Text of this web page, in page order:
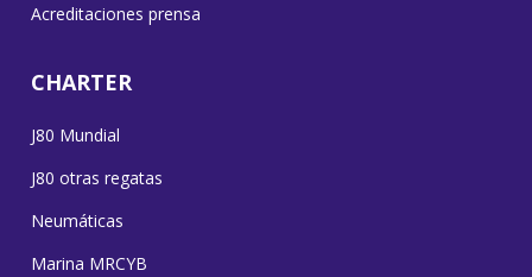
Acreditaciones prensa
CHARTER
J80 Mundial
J80 otras regatas
Neumáticas
Marina MRCYB